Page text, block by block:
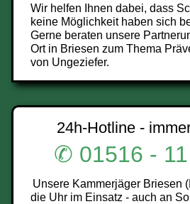
Wir helfen Ihnen dabei, dass
keine Möglichkeit haben sich
Gerne beraten unsere
Ort in Briesen zum Thema
von Ungeziefer.
24h-Hotline -
✆ 01516 -
Unsere Kammerjäger Briesen
die Uhr im Einsatz - auch an